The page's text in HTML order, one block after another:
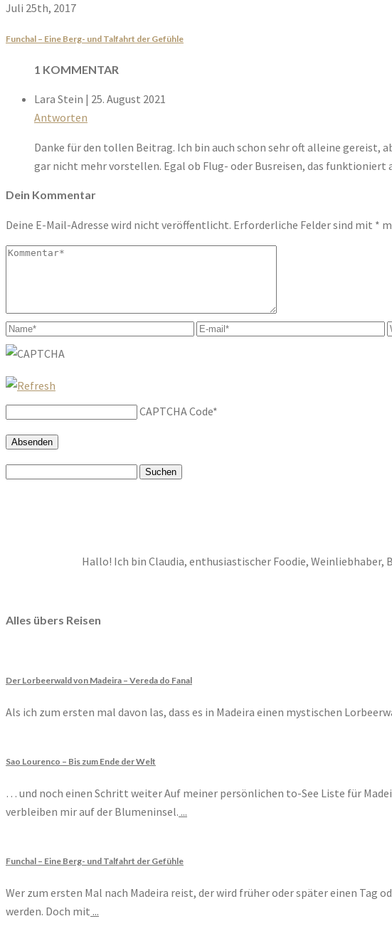
Juli 25th, 2017
Funchal – Eine Berg- und Talfahrt der Gefühle
1 KOMMENTAR
Lara Stein | 25. August 2021
Antworten
Danke für den tollen Beitrag. Ich bin auch schon sehr oft alleine gereist,
gar nicht mehr vorstellen. Egal ob Flug- oder Busreisen, das funktioniert
Dein Kommentar
Deine E-Mail-Adresse wird nicht veröffentlicht. Erforderliche Felder sind mit *
CAPTCHA Code*
Hallo! Ich bin Claudia, enthusiastischer Foodie,
Alles übers Reisen
Der Lorbeerwald von Madeira – Vereda do Fanal
Als ich zum ersten mal davon las, dass es in Madeira einen mystischen
Sao Lourenco – Bis zum Ende der Welt
… und noch einen Schritt weiter Auf meiner persönlichen to-See Liste für
verbleiben mir auf der Blumeninsel. ...
Funchal – Eine Berg- und Talfahrt der Gefühle
Wer zum ersten Mal nach Madeira reist, der wird früher oder später einen Tag
werden. Doch mit ...